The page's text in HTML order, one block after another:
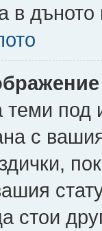
в дъното
под
с
стои